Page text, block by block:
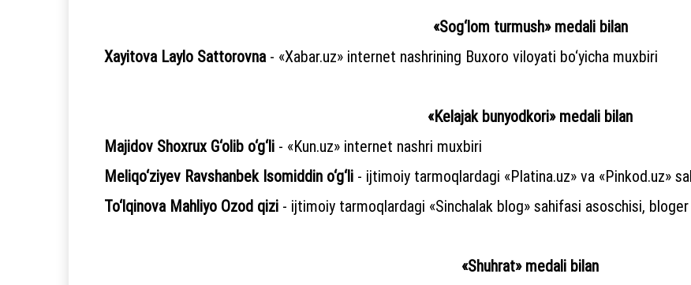
«Sog‘lom turmush» medali bilan
Xayitova Laylo Sattorovna- «Xabar.uz» internet nashrining Buxoro viloyati bo‘yicha muxbiri
«Kelajak bunyodkori» medali bilan
Majidov Shoxrux G‘olib o‘g‘li - «Kun.uz» internet nashri muxbiri
Meliqo‘ziyev Ravshanbek Isomiddin o‘g‘li - ijtimoiy tarmoqlardagi «Platina.uz» va «Pinkod.uz»
To‘lqinova Mahliyo Ozod qizi - ijtimoiy tarmoqlardagi «Sinchalak blog» sahifasi asoschisi, bloger
«Shuhrat» medali bilan